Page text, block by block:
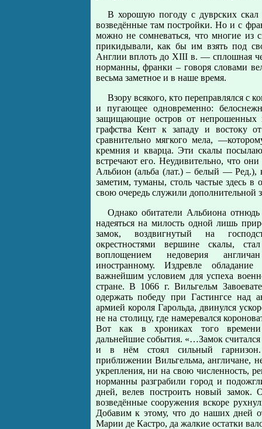
В хорошую погоду с дуврских скал
возведённые там постройки. Но и с
можно не сомневаться, что многие из
прикидывали, как бы им взять под
Англии вплоть до XIII в. — сплошная
норманны, франки – говоря словами
весьма заметное и в наше время.
Взору всякого, кто переправлялся с
и пугающее одновременно:
защищающие остров от непрошенных
графства Кент к западу и востоку
сравнительно мягкого мела,
кремния и кварца. Эти скалы
встречают его. Неудивительно, что
Альбион (альба (лат.) – белый — Ред.),
заметим, туманы, столь частые здесь в
свою очередь служили дополнительной
Однако обитатели Альбиона отнюдь
надеяться на милость одной лишь
замок, воздвигнутый на
окрестностями вершине скалы,
воплощением недоверия
иностранному. Издревле обладание
важнейшим условием для успеха
стране. В 1066 г. Вильгельм
одержать победу при Гастингсе над
армией короля Гарольда, двинулся
не на столицу, где намеревался
Вот как в хрониках того времени
дальнейшие события. «…Замок
и в нём стоял сильный
приближении Вильгельма, англичане,
укрепления, ни на свою численность,
норманны разграбили город и
дней, велев построить новый замок.
возведённые сооружения вскоре
Добавим к этому, что до наших дней
Марии де Кастро, да жалкие остатки